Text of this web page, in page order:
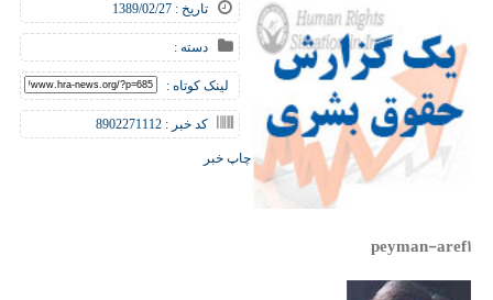
تاریخ : 1389/02/27
دسته :
لینک کوتاه :
کد خبر : 8902271112
چاپ خبر
peyman-aref۱